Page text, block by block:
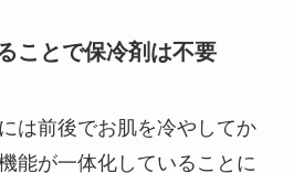
ことで保冷剤は不要
は前後でお肌を冷やしてか
能が一体化していることに